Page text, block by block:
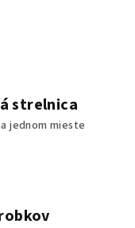
strelnica
jednom mieste